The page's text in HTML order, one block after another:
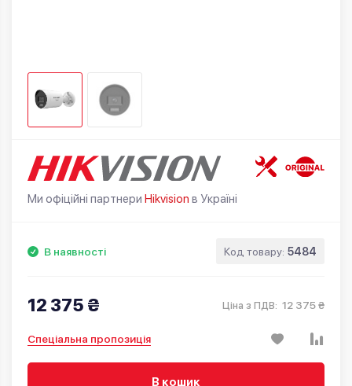
Ми офіційні партнери Hikvision в Україні
В наявності Код товару: 5484
12 375 ₴ Ціна з ПДВ: 12 375 ₴
Спеціальна пропозиція
В кошик